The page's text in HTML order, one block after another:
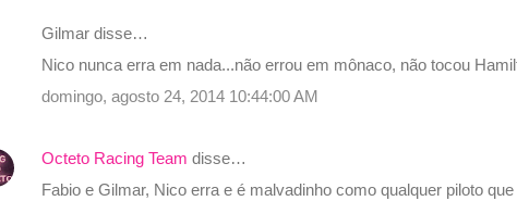
Gilmar disse…
Nico nunca erra em nada...não errou em mônaco, não tocou
domingo, agosto 24, 2014 10:44:00 AM
Octeto Racing Team disse…
Fabio e Gilmar, Nico erra e é malvadinho como qualquer piloto